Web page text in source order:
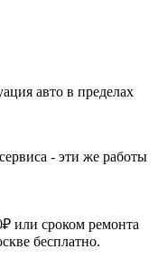
авто в пределах
- эти же работы
или сроком ремонта
бесплатно.